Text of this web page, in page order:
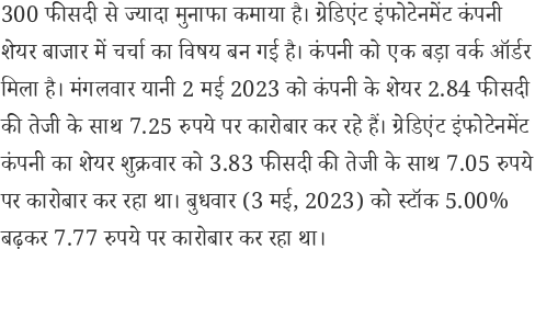
300 फीसदी से ज्यादा मुनाफा कमाया है। ग्रेडिएंट इंफोटेनमेंट कंपनी
शेयर बाजार में चर्चा का विषय बन गई है। कंपनी को एक बड़ा वर्क ऑर्डर
मिला है। मंगलवार यानी 2 मई 2023 को कंपनी के शेयर 2.84 फीसदी
की तेजी के साथ 7.25 रुपये पर कारोबार कर रहे हैं। ग्रेडिएंट इंफोटेनमेंट
कंपनी का शेयर शुक्रवार को 3.83 फीसदी की तेजी के साथ 7.05 रुपये
पर कारोबार कर रहा था। बुधवार (3 मई, 2023) को स्टॉक 5.00%
बढ़कर 7.77 रुपये पर कारोबार कर रहा था।